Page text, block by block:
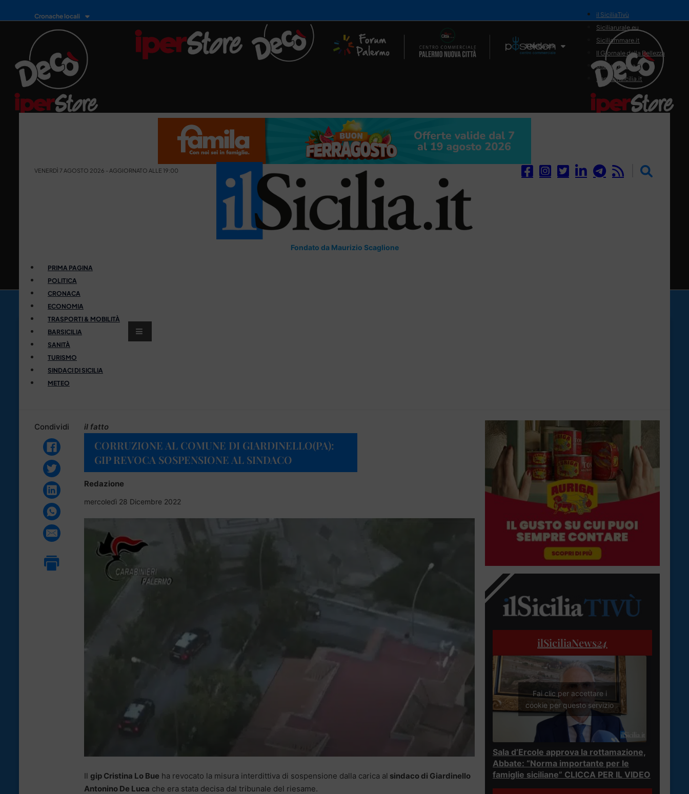
Cronache locali
Il Network
il SiciliaTivù
Siciliarurale.eu
Siciliammare.it
Il Giornale della Bellezza
Siciliamedica.it
Sanitainsicilia.it
VENERDÌ 7 AGOSTO 2026 - AGGIORNATO ALLE 19:00
Fondato da Maurizio Scaglione
PRIMA PAGINA
POLITICA
CRONACA
ECONOMIA
TRASPORTI & MOBILITÀ
BARSICILIA
SANITÀ
TURISMO
SINDACI DI SICILIA
METEO
Condividi il fatto
CORRUZIONE AL COMUNE DI GIARDINELLO(PA):
GIP REVOCA SOSPENSIONE AL SINDACO
Redazione
mercoledì 28 Dicembre 2022
Il gip Cristina Lo Bue ha revocato la misura interdittiva di sospensione dalla carica al sindaco di Giardinello
Antonino De Luca che era stata decisa dal tribunale del riesame.
ilSiciliaNews24
Fai clic per accettare i
cookie per questo servizio
Sala d’Ercole approva la rottamazione,
Abbate: “Norma importante per le
famiglie siciliane” CLICCA PER IL VIDEO